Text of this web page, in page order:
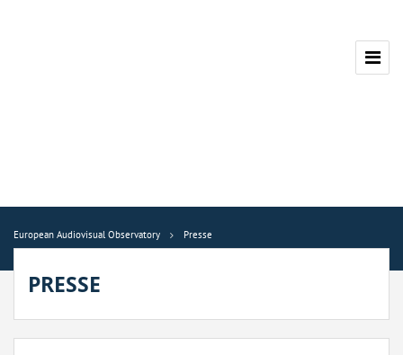
European Audiovisual Observatory Presse
PRESSE